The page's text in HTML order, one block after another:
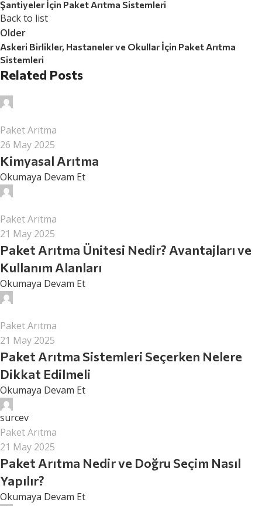
Şantiyeler İçin Paket Arıtma Sistemleri
Back to list
Older
Askeri Birlikler, Hastaneler ve Okullar İçin Paket Arıtma
Sistemleri
Related Posts
Paket Arıtma
26 May 2025
Kimyasal Arıtma
Okumaya Devam Et
Paket Arıtma
21 May 2025
Paket Arıtma Ünitesi Nedir? Avantajları ve
Kullanım Alanları
Okumaya Devam Et
Paket Arıtma
21 May 2025
Paket Arıtma Sistemleri Seçerken Nelere
Dikkat Edilmeli
Okumaya Devam Et
surcev
Paket Arıtma
21 May 2025
Paket Arıtma Nedir ve Doğru Seçim Nasıl
Yapılır?
Okumaya Devam Et